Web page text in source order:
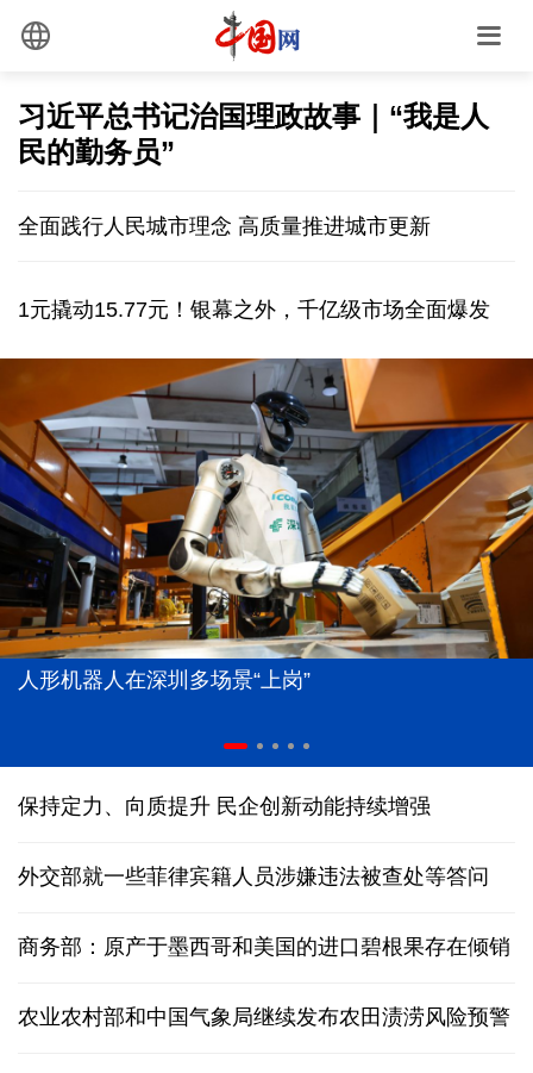
习近平总书记治国理政故事｜“我是人
民的勤务员”
全面践行人民城市理念 高质量推进城市更新
1元撬动15.77元！银幕之外，千亿级市场全面爆发
人形机器人在深圳多场景“上岗”
保持定力、向质提升 民企创新动能持续增强
外交部就一些菲律宾籍人员涉嫌违法被查处等答问
商务部：原产于墨西哥和美国的进口碧根果存在倾销
农业农村部和中国气象局继续发布农田渍涝风险预警